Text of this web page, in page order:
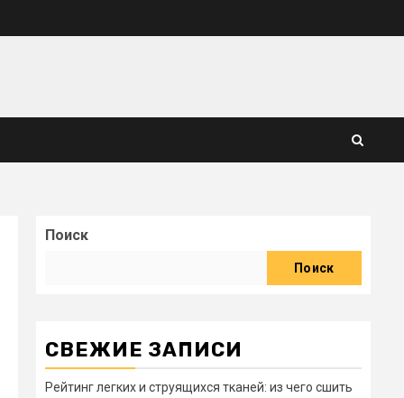
Поиск
Поиск
СВЕЖИЕ ЗАПИСИ
Рейтинг легких и струящихся тканей: из чего сшить